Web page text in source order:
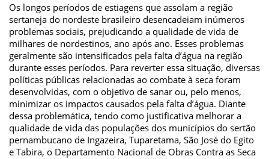
Os longos períodos de estiagens que assolam a região
sertaneja do nordeste brasileiro desencadeiam inúmeros
problemas sociais, prejudicando a qualidade de vida de
milhares de nordestinos, ano após ano. Esses problemas
geralmente são intensificados pela falta d’água na região
durante esses períodos. Para reverter essa situação, diversas
políticas públicas relacionadas ao combate à seca foram
desenvolvidas, com o objetivo de sanar ou, pelo menos,
minimizar os impactos causados pela falta d’água. Diante
dessa problemática, tendo como justificativa melhorar a
qualidade de vida das populações dos municípios do sertão
pernambucano de Ingazeira, Tuparetama, São José do Egito
e Tabira, o Departamento Nacional de Obras Contra as Seca